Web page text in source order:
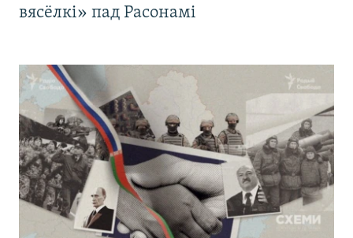
вясёлкі» пад Расонамі